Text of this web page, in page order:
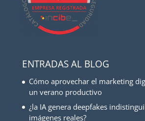
ENTRADAS AL BLOG
Cómo aprovechar el marketing
un verano productivo
¿la IA genera deepfakes
imágenes reales?